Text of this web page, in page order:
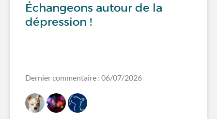
Échangeons autour de la
dépression !
Dernier commentaire : 06/07/2026